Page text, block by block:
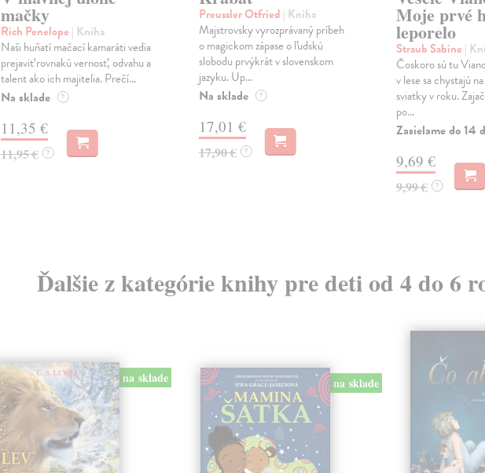
mačky
Rich Penelope | Kniha
Naši huňatí mačací kamaráti vedia
prejaviť rovnakú vernosť, odvahu a
talent ako ich majitelia. Prečí...
Na sklade ?
11,35 €
11,95 € ?
Preussler Otfried | Kniha
Majstrovsky vyrozprávaný príbeh
o magickom zápase o ľudskú
slobodu prvýkrát v slovenskom
jazyku. Up...
Na sklade ?
17,01 €
17,90 € ?
Moje prvé
leporelo
Straub Sabine |
Čoskoro sú tu
v lese sa chystajú
sviatky v roku.
po...
Zasielame do 14
9,69 €
9,99 € ?
Ďalšie z kategórie knihy pre deti od 4 do 6
na sklade na sklade